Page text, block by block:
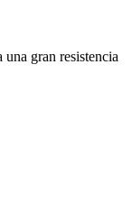
gran resistencia